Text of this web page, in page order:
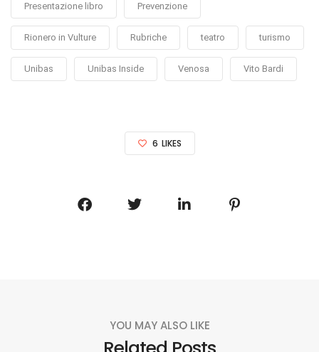
Presentazione libro Prevenzione
Rionero in Vulture Rubriche teatro turismo
Unibas Unibas Inside Venosa Vito Bardi
6 LIKES
YOU MAY ALSO LIKE